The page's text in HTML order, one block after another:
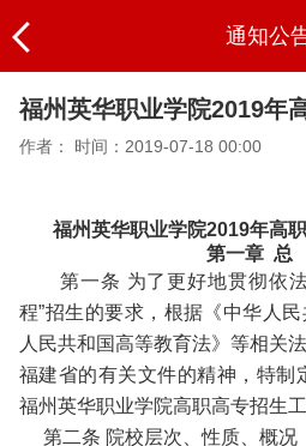
通知公
福州英华职业学院2019年
作者： 时间：2019-07-18 00:00
福州英华职业学院2019年高
第一章 总
第一条 为了更好地贯彻依法
程”招生的要求，根据《中华人
人民共和国高等教育法》等相关
福建省的有关文件的精神，特制
福州英华职业学院高职高专招生工
第二条 院校层次、性质、概况